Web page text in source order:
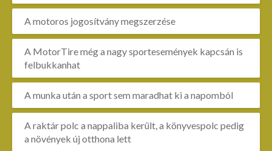
A motoros jogosítvány megszerzése
A MotorTire még a nagy sportesemények kapcsán is
felbukkanhat
A munka után a sport sem maradhat ki a napomból
A raktár polc a nappaliba került, a könyvespolc pedig
a növények új otthona lett